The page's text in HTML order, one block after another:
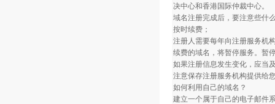
决中心和香港国际仲裁中心。
域名注册完成后，要注意些什
按时续费；
注册人需要每年向注册服务机
续费的域名，将暂停服务。暂
如果注册信息发生变化，应当
注意保存注册服务机构提供给
如何利用自己的域名？
建立一个属于自己的电子邮件